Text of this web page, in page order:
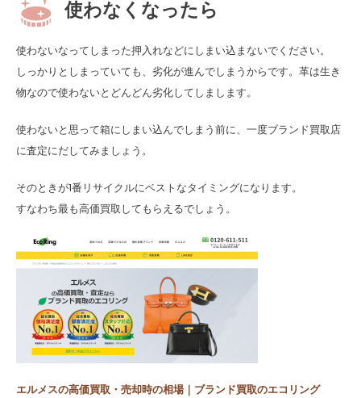
使わなくなったら
使わないなってしまった押入れなどにしまい込まないでください。
しっかりとしまっていても、劣化が進んでしまうからです。革は生き
物なので使わないとどんどん劣化してしまします。
使わないと思って箱にしまい込んでしまう前に、一度ブランド買取店
に査定にだしてみましょう。
そのときが1番リサイクルにベストなタイミングになります。
すなわち最も高価買取してもらえるでしょう。
エルメスの高価買取・売却時の相場｜ブランド買取のエコリング